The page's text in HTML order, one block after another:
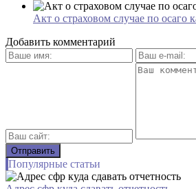
Акт о страховом случае по осаго
Добавить комментарий
Популярные статьи